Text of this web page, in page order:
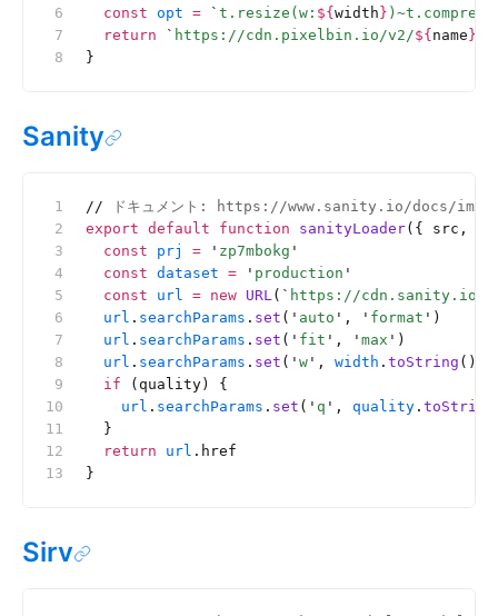
  const
opt = ` t.resize(w: ${ width }
  return
` https://cdn.pixelbin.io/v2/${ name }
}
Sanity
// ドキュメント: https://www.sanity.io/docs/
export default function sanityLoader({ src,
  const
prj = ' zp7mbokg '
  const
dataset = ' production '
  const
url = new URL( ` https://cdn.sanity.io/
  url
. searchParams . set ( ' auto ' , ' format ' )
  url
. searchParams . set ( ' fit ' , ' max ' )
  url
. searchParams . set ( ' w ' , width . toString ())
  if
(quality) {
    url
. searchParams . set ( ' q ' , quality . toString
  }
  return
url .href
}
Sirv